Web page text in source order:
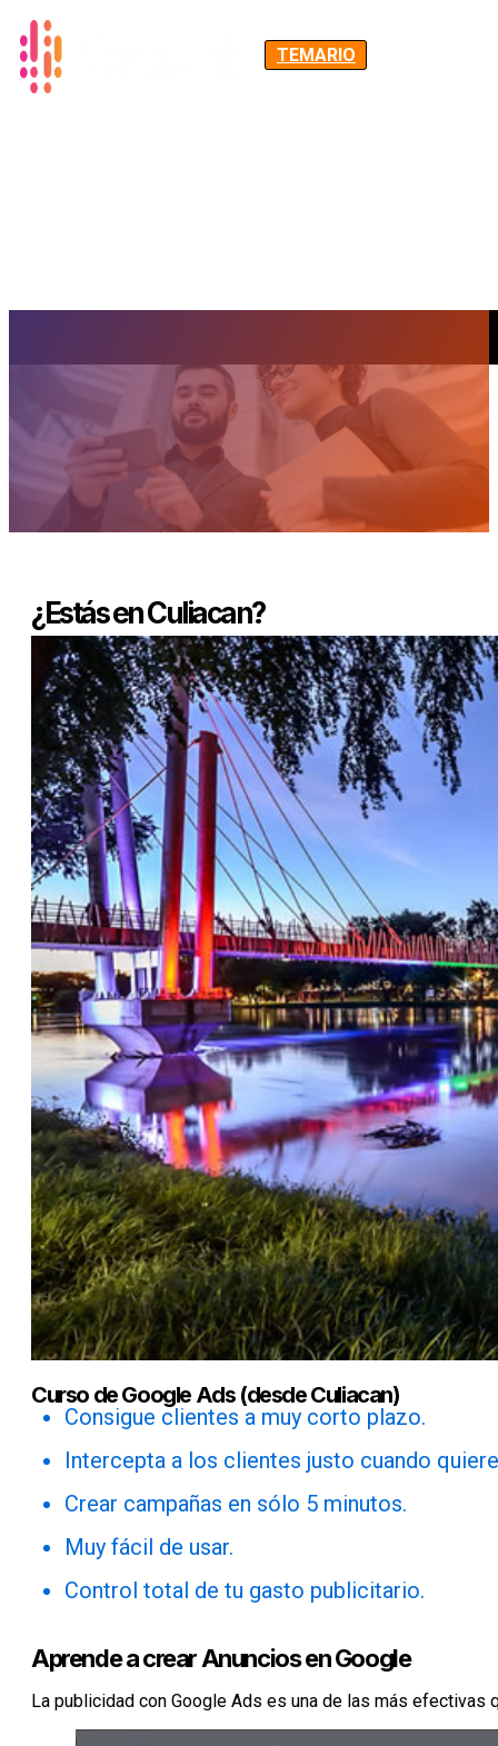
TEMARIO
¿Estás en Culiacan?
Curso de Google Ads (desde Culiacan)
Consigue clientes a muy corto plazo.
Intercepta a los clientes justo cuando
Crear campañas en sólo 5 minutos.
Muy fácil de usar.
Control total de tu gasto publicitario.
Aprende a crear Anuncios en Google
La publicidad con Google Ads es una de las más efectivas